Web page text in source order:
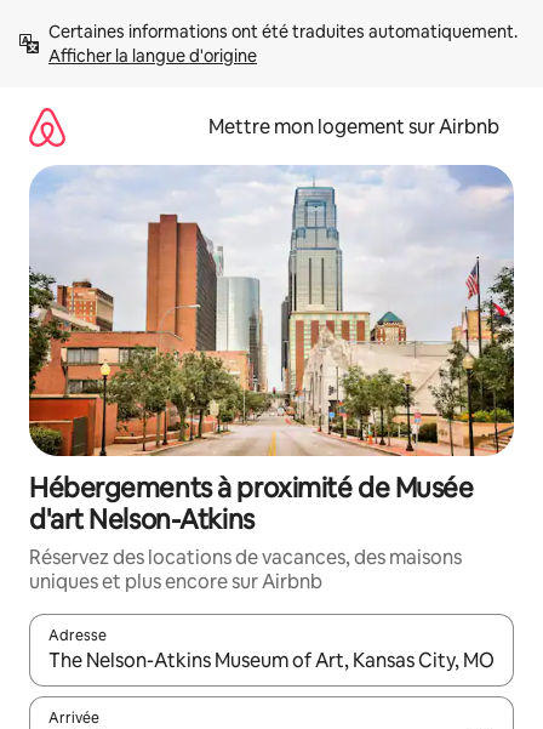
directement
Afficher la langue d'origine
Mettre mon logement sur Airbnb
Hébergements à proximité de Musée
d'art Nelson-Atkins
Réservez des locations de vacances, des maisons
uniques et plus encore sur Airbnb
Adresse
Lorsque les résultats s'affichent, utilisez les flèches vers le
Arrivée